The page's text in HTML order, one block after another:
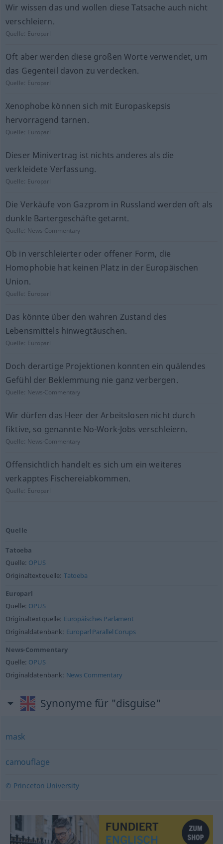
Wir wissen das und wollen diese Tatsache auch nicht
verschleiern.
Quelle: Europarl
Oft aber werden diese großen Worte verwendet, um
das Gegenteil davon zu verdecken.
Quelle: Europarl
Xenophobe können sich mit Europaskepsis
hervorragend tarnen.
Quelle: Europarl
Dieser Minivertrag ist nichts anderes als die
verkleidete Verfassung.
Quelle: Europarl
Die Verkäufe von Gazprom in Russland werden oft als
dunkle Bartergeschäfte getarnt.
Quelle: News-Commentary
Ob in verschleierter oder offener Form, die
Homophobie hat keinen Platz in der Europäischen
Union.
Quelle: Europarl
Das könnte über den wahren Zustand des
Lebensmittels hinwegtäuschen.
Quelle: Europarl
Doch derartige Projektionen konnten ein quälendes
Gefühl der Beklemmung nie ganz verbergen.
Quelle: News-Commentary
Wir dürfen das Heer der Arbeitslosen nicht durch
fiktive, so genannte No-Work-Jobs verschleiern.
Quelle: News-Commentary
Offensichtlich handelt es sich um ein weiteres
verkapptes Fischereiabkommen.
Quelle: Europarl
Quelle
Tatoeba
Quelle: OPUS
Originaltextquelle: Tatoeba
Europarl
Quelle: OPUS
Originaltextquelle: Europäisches Parlament
Originaldatenbank: Europarl Parallel Corups
News-Commentary
Quelle: OPUS
Originaldatenbank: News Commentary
Synonyme für "disguise"
mask
camouflage
© Princeton University